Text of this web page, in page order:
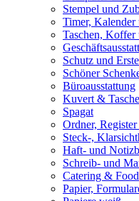
Stempel und
Timer, Kalender
Taschen, Koffer
Schutz und
Schöner
Büroausstattung
Kuvert &
Spagat
Ordner,
Steck-,
Haft- und
Schreib- und
Catering & Food
Papier,